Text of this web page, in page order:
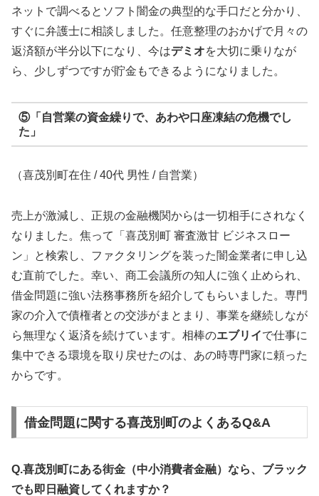
ネットで調べるとソフト闇金の典型的な手口だと分かり、
すぐに弁護士に相談しました。任意整理のおかげで月々の
返済額が半分以下になり、今はデミオを大切に乗りなが
ら、少しずつですが貯金もできるようになりました。
⑤「自営業の資金繰りで、あわや口座凍結の危機でし
た」
（喜茂別町在住 / 40代 男性 / 自営業）
売上が激減し、正規の金融機関からは一切相手にされなく
なりました。焦って「喜茂別町 審査激甘 ビジネスロー
ン」と検索し、ファクタリングを装った闇金業者に申し込
む直前でした。幸い、商工会議所の知人に強く止められ、
借金問題に強い法務事務所を紹介してもらいました。専門
家の介入で債権者との交渉がまとまり、事業を継続しなが
ら無理なく返済を続けています。相棒のエブリイで仕事に
集中できる環境を取り戻せたのは、あの時専門家に頼った
からです。
借金問題に関する喜茂別町のよくあるQ&A
Q.喜茂別町にある街金（中小消費者金融）なら、ブラック
でも即日融資してくれますか？